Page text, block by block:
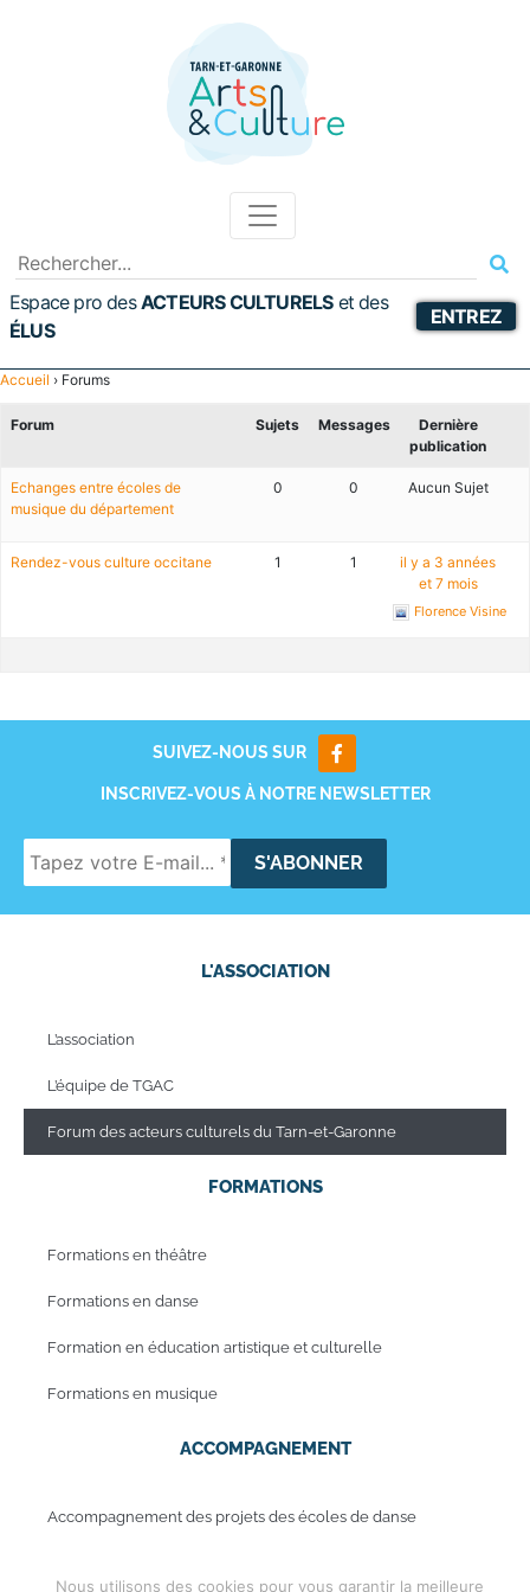
Espace pro desACTEURS CULTURELS etdes
ÉLUS
ENTREZ
Accueil › Forums
Forum Sujets Messages
Dernière
publication
Echanges entre écoles de
musique du département
0 0 Aucun Sujet
Rendez-vous culture occitane 1 1
il y a 3 années
et 7 mois
Florence Visine
SUIVEZ-NOUS SUR
INSCRIVEZ-VOUS À NOTRE NEWSLETTER
L'ASSOCIATION
L’association
L’équipe de TGAC
Forum des acteurs culturels du Tarn-et-Garonne
FORMATIONS
Formations en théâtre
Formations en danse
Formation en éducation artistique et culturelle
Formations en musique
ACCOMPAGNEMENT
Accompagnement des projets des écoles de danse
Nous utilisons des cookies pour vous garantir la meilleure